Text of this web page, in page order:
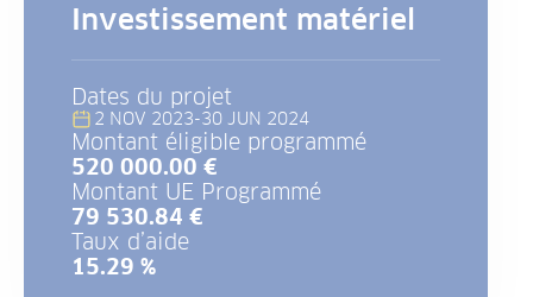
Investissement matériel
Dates du projet
2 NOV 2023-30 JUN 2024
Montant éligible programmé
520 000.00 €
Montant UE Programmé
79 530.84 €
Taux d’aide
15.29 %